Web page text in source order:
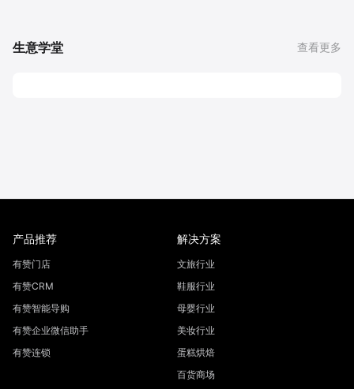
生意学堂 查看更多
产品推荐
有赞门店
有赞CRM
有赞智能导购
有赞企业微信助手
有赞连锁
解决方案
文旅行业
鞋服行业
母婴行业
美妆行业
蛋糕烘焙
百货商场